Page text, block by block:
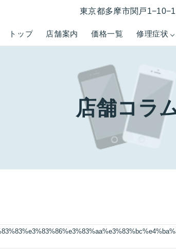
トップ 店舗案内 価格一覧 修理症状
東京都多摩市関戸
店舗コラ